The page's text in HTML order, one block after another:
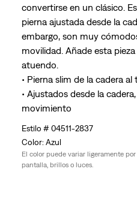
convertirse en un clásico.
pierna ajustada desde la
embargo, son muy
movilidad. Añade esta
atuendo.
• Pierna slim de la cadera al
• Ajustados desde la
movimiento
04511-2837
Azul
El color puede variar ligeramente
pantalla, brillos o luces.